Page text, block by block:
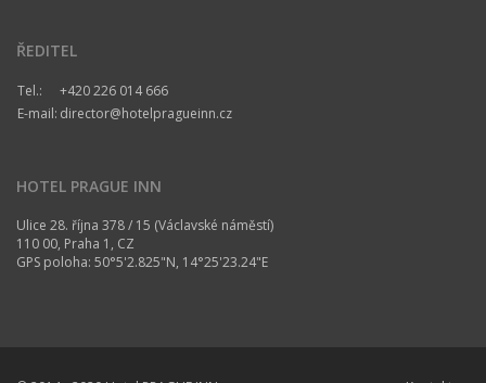
ŘEDITEL
Tel.:
+420 226 014 666
E-mail: director@hotelpragueinn.cz
HOTEL PRAGUE INN
Ulice 28. října 378 / 15 (Václavské náměstí)
110 00, Praha 1, CZ
GPS poloha: 50°5'2.825"N, 14°25'23.24"E